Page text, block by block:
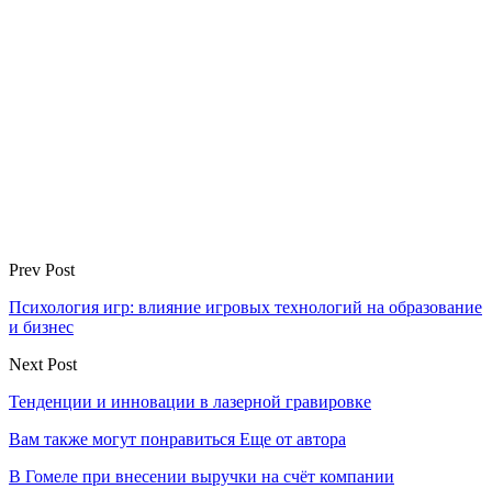
Prev Post
Психология игр: влияние игровых технологий на образование
и бизнес
Next Post
Тенденции и инновации в лазерной гравировке
Вам также могут понравиться Еще от автора
В Гомеле при внесении выручки на счёт компании